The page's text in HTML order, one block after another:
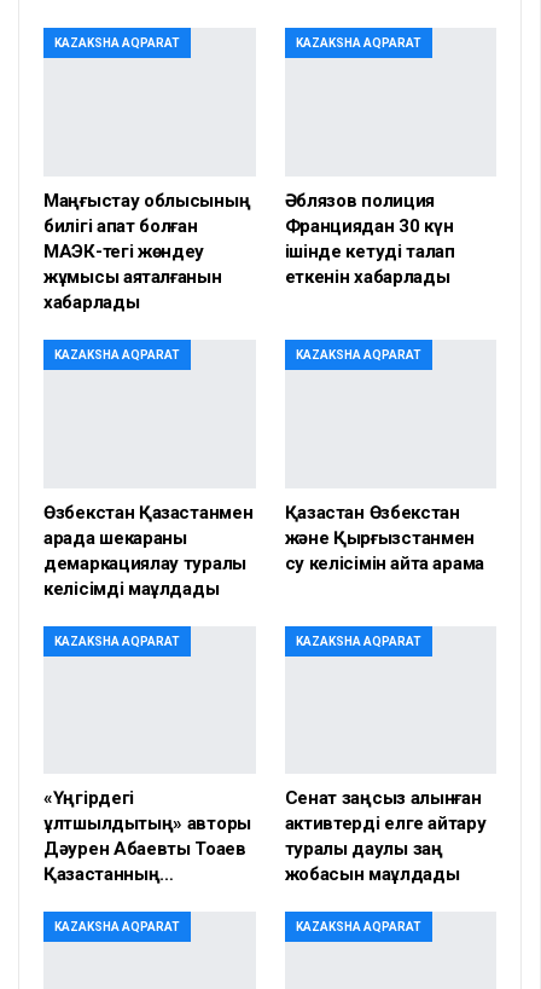
KAZAKSHA AQPARAT
Маңғыстау облысының
билігі апат болған
МАЭК-тегі жөндеу
жұмысы аяқталғанын
хабарлады
KAZAKSHA AQPARAT
Әблязов полиция
Франциядан 30 күн
ішінде кетуді талап
еткенін хабарлады
KAZAKSHA AQPARAT
Өзбекстан Қазақстанмен
арада шекараны
демаркациялау туралы
келісімді мақұлдады
KAZAKSHA AQPARAT
Қазақстан Өзбекстан
және Қырғызстанмен
су келісімін қайта қарамақ
KAZAKSHA AQPARAT
«Үңгірдегі
ұлтшылдықтың» авторы
Дәурен Абаевты Тоқаев
Қазақстанның…
KAZAKSHA AQPARAT
Сенат заңсыз алынған
активтерді елге қайтару
туралы даулы заң
жобасын мақұлдады
KAZAKSHA AQPARAT KAZAKSHA AQPARAT